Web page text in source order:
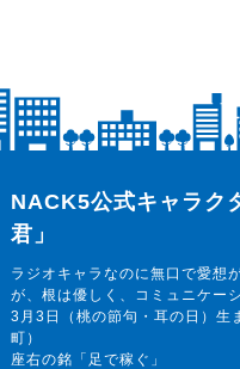
らじっと君
NACK5公式キャラク
君」
ラジオキャラなのに無口で愛想
が、根は優しく、コミュニケー
3月3日（桃の節句・耳の日）生
町）
座右の銘「足で稼ぐ」